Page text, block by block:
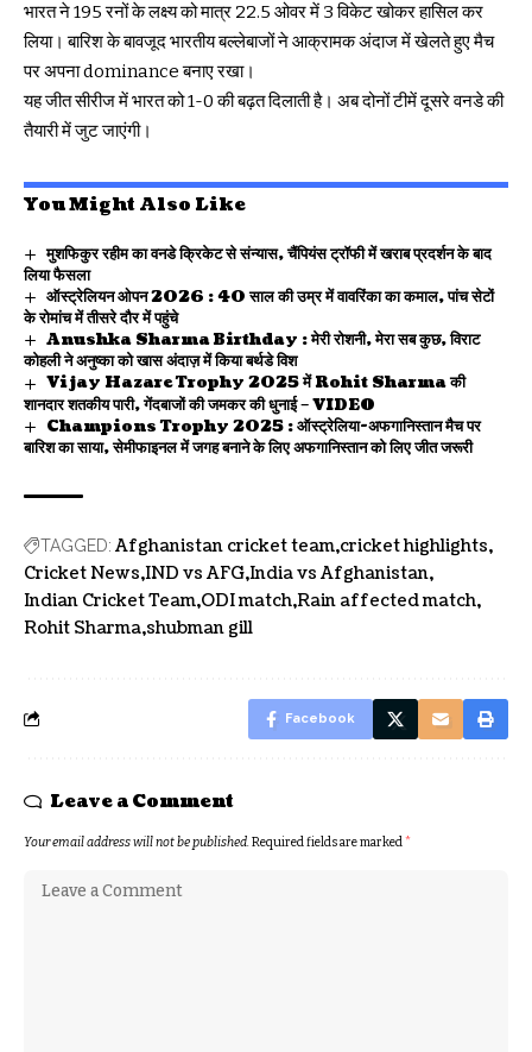
भारत ने 195 रनों के लक्ष्य को मात्र 22.5 ओवर में 3 विकेट खोकर हासिल कर
लिया। बारिश के बावजूद भारतीय बल्लेबाजों ने आक्रामक अंदाज में खेलते हुए मैच
पर अपना dominance बनाए रखा।
यह जीत सीरीज में भारत को 1-0 की बढ़त दिलाती है। अब दोनों टीमें दूसरे वनडे की
तैयारी में जुट जाएंगी।
You Might Also Like
मुशफिकुर रहीम का वनडे क्रिकेट से संन्यास, चैंपियंस ट्रॉफी में खराब प्रदर्शन के बाद
लिया फैसला
ऑस्ट्रेलियन ओपन 2026 : 40 साल की उम्र में वावरिंका का कमाल, पांच सेटों
के रोमांच में तीसरे दौर में पहुंचे
Anushka Sharma Birthday : मेरी रोशनी, मेरा सब कुछ, विराट
कोहली ने अनुष्का को खास अंदाज़ में किया बर्थडे विश
Vijay Hazare Trophy 2025 में Rohit Sharma की
शानदार शतकीय पारी, गेंदबाजों की जमकर की धुनाई – VIDEO
Champions Trophy 2025 : ऑस्ट्रेलिया-अफगानिस्तान मैच पर
बारिश का साया, सेमीफाइनल में जगह बनाने के लिए अफगानिस्तान को लिए जीत जरूरी
TAGGED: Afghanistan cricket team cricket highlights
Cricket News IND vs AFG India vs Afghanistan
Indian Cricket Team ODI match Rain affected match
Rohit Sharma shubman gill
Facebook
Leave a Comment
Your email address will not be published.Required fields are marked*